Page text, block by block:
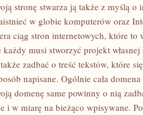
stronę stwarza ją także z myślą o
w globie komputerów oraz
ciąg stron internetowych, które to
musi stworzyć projekt
zadbać o treść tekstów, które
napisane. Ogólnie cała
domenę same powinny o nią
i w miarę na bieżąco wpisywane.